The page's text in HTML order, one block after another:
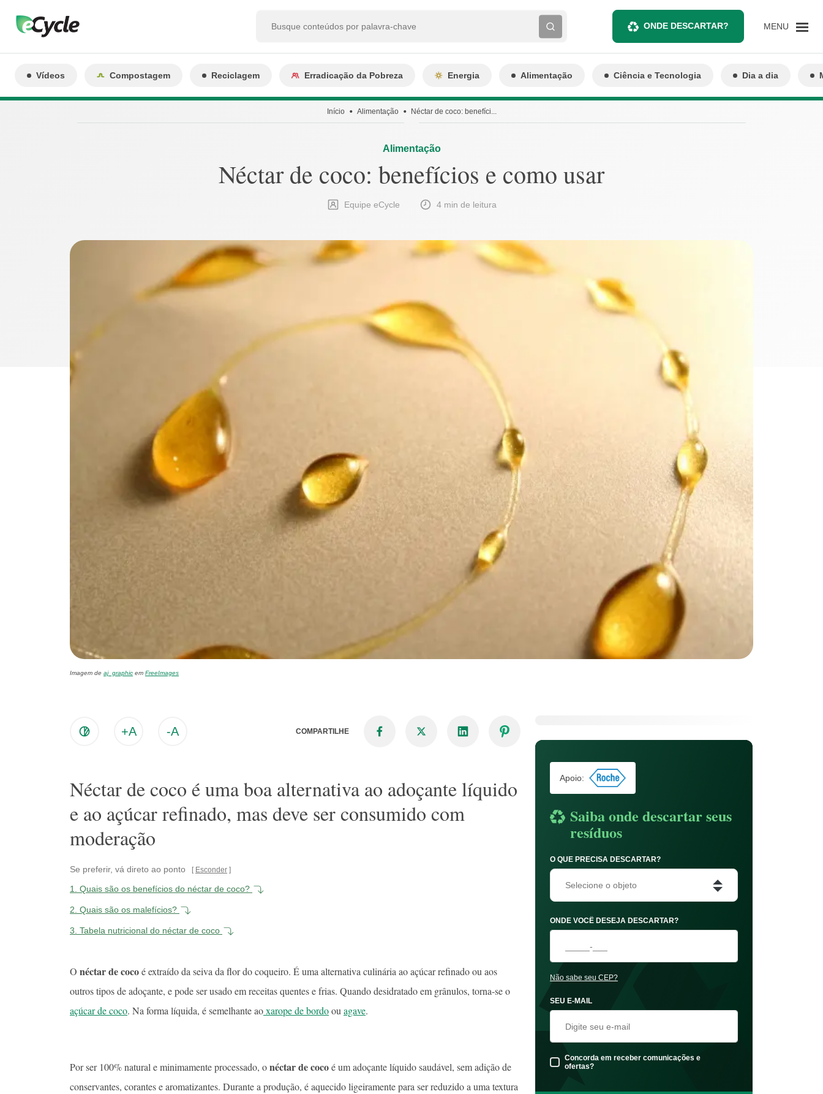
ONDE DESCARTAR? MENU
Vídeos Compostagem Reciclagem Erradicação da Pobreza Energia Alimentação Ciência e Tecnologia Dia a dia
Início Alimentação Néctar de coco: benefíci...
Alimentação
Néctar de coco: benefícios e como usar
Equipe eCycle 4 min de leitura
Imagem de aj_graphic em FreeImages
+A -A COMPARTILHE
Néctar de coco é uma boa alternativa ao adoçante líquido
e ao açúcar refinado, mas deve ser consumido com
moderação
Se preferir, vá direto ao ponto Esconder
1. Quais são os benefícios do néctar de coco?
2. Quais são os malefícios?
3. Tabela nutricional do néctar de coco
O néctar de cocoé extraído da seiva da flor do coqueiro. É uma alternativa culinária ao açúcar refinado ou aos
outros tipos de adoçante, e pode ser usado em receitas quentes e frias. Quando desidratado em grânulos, torna-se o
açúcar de coco. Na forma líquida, é semelhante aoxarope de bordoouagave.
Por ser 100% natural e minimamente processado, onéctar de cocoé um adoçante líquido saudável, sem adição de
conservantes, corantes e aromatizantes. Durante a produção, é aquecido ligeiramente para ser reduzido a uma textura
Apoio:
Saiba onde descartar seus
resíduos
O QUE PRECISA DESCARTAR?
Selecione o objeto
ONDE VOCÊ DESEJA DESCARTAR?
Não sabe seu CEP?
SEU E-MAIL
Concorda em receber comunicações e
ofertas?